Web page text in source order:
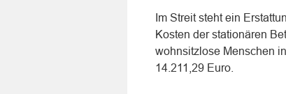
Im Streit steht ein
Kosten der stationären
wohnsitzlose Menschen
14.211,29 Euro.